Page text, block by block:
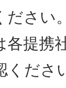
ださい
各提携
くださ